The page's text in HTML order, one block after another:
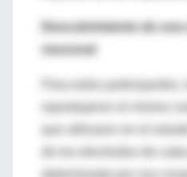
Descubrimiento de una
neuronal
Para estos participantes,